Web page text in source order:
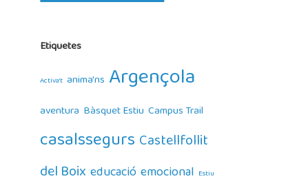
Etiquetes
Activa't anima'ns Argençola
aventura Bàsquet Estiu Campus Trail
casalssegursCastellfollit
educacióemocional Estiu